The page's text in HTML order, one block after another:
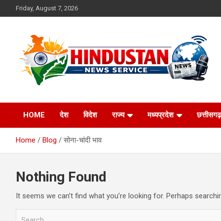
to
Friday, August 7, 2026
Hindustan News
Service
HOME देश विदेश राज्य मध्यप्रदेश छत्तीसगढ़
Home Blog सोना-चांदी भाव
Nothing Found
It seems we can’t find what you’re looking for. Perhaps